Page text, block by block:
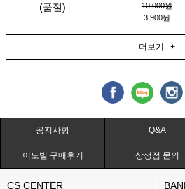
(품절)
10,000원
3,900원
더보기 +
공지사항 Q&A
이노빌 구매후기 상생점 문의
CS CENTER